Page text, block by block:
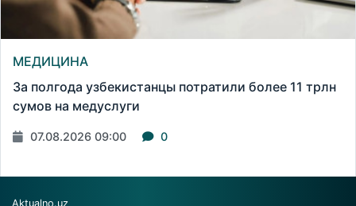
МЕДИЦИНА
За полгода узбекистанцы потратили более 11 трлн
сумов на медуслуги
07.08.2026 09:00 0
Aktualno.uz